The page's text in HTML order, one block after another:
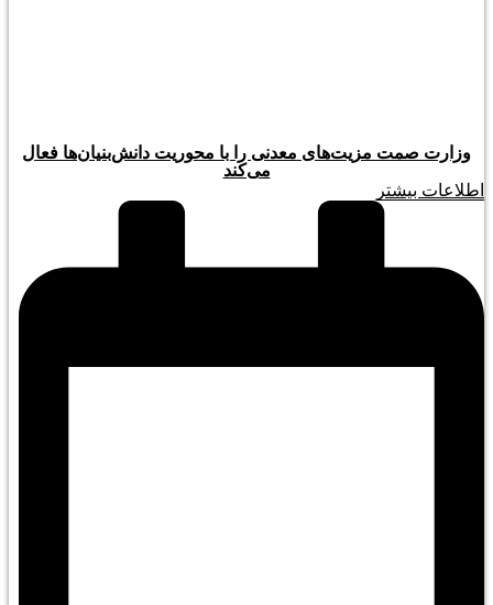
وزارت صمت مزیت‌های معدنی را با محوریت دانش‌بنیان‌ها فعال
می‌کند
اطلاعات بیشتر